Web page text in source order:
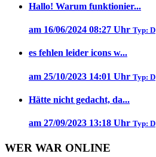
Hallo! Warum funktionier...
am 16/06/2024 08:27 Uhr Typ: D
es fehlen leider icons w...
am 25/10/2023 14:01 Uhr Typ: D
Hätte nicht gedacht, da...
am 27/09/2023 13:18 Uhr Typ: D
WER WAR ONLINE